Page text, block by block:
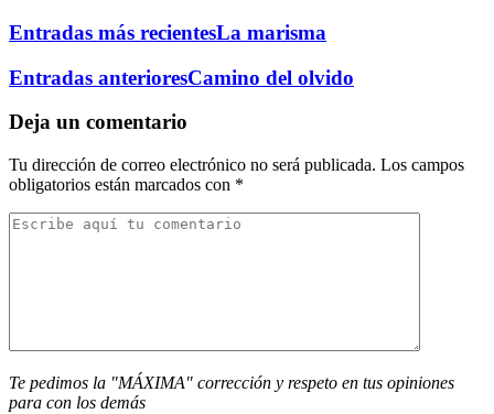
Entradas más recientesLa marisma
Entradas anterioresCamino del olvido
Deja un comentario
Tu dirección de correo electrónico no será publicada. Los campos
obligatorios están marcados con *
Te pedimos la "MÁXIMA" corrección y respeto en tus opiniones
para con los demás